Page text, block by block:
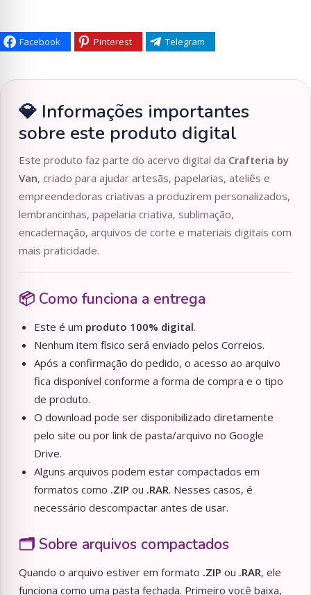
Facebook Pinterest Telegram
💎 Informações importantes
sobre este produto digital
Este produto faz parte do acervo digital da Crafteria by
Van, criado para ajudar artesãs, papelarias, ateliês e
empreendedoras criativas a produzirem personalizados,
lembrancinhas, papelaria criativa, sublimação,
encadernação, arquivos de corte e materiais digitais com
mais praticidade.
📦 Como funciona a entrega
Este é um produto 100% digital.
Nenhum item físico será enviado pelos Correios.
Após a confirmação do pedido, o acesso ao arquivo
fica disponível conforme a forma de compra e o tipo
de produto.
O download pode ser disponibilizado diretamente
pelo site ou por link de pasta/arquivo no Google
Drive.
Alguns arquivos podem estar compactados em
formatos como .ZIP ou .RAR. Nesses casos, é
necessário descompactar antes de usar.
🗂️ Sobre arquivos compactados
Quando o arquivo estiver em formato .ZIP ou .RAR, ele
funciona como uma pasta fechada. Primeiro você baixa,